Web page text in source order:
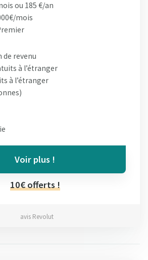
ou 185 €/an
mois
de revenu
à l’étranger
à l’étranger
Voir plus !
10€ offerts !
avis Revolut